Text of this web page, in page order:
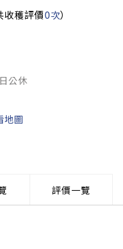
收穫評價0次）
公休
地圖
評價一覽